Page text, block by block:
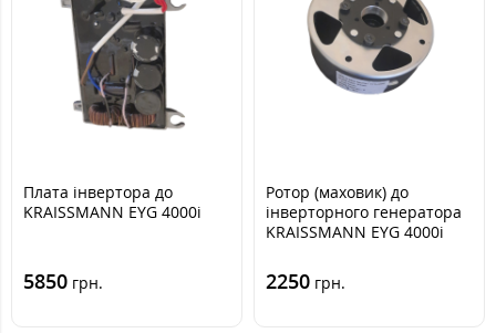
Плата інвертора до
KRAISSMANN EYG 4000i
5850 грн.
Ротор (маховик) до
інверторного генератора
KRAISSMANN EYG 4000i
2250 грн.